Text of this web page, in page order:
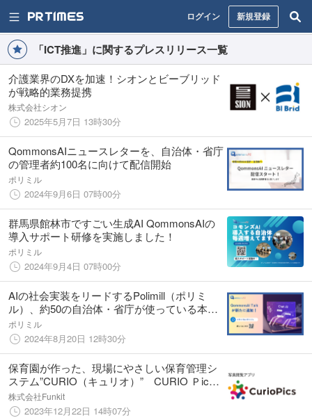
ログイン 新規登録
「ICT推進」に関するプレスリリース一覧
介護業界のDXを加速！シオンとビーブリッド
が戦略的業務提携
株式会社シオン
2025年5月7日 13時30分
QommonsAIニュースレターを、自治体・省庁
の管理者約100名に向けて配信開始
ポリミル
2024年9月6日 07時00分
群馬県館林市ですごい生成AI QommonsAIの
導入サポート研修を実施しました！
ポリミル
2024年9月4日 07時00分
AIの社会実装をリードするPolimill（ポリミ
ル）、約50の自治体・省庁が使っている本当
にすごい生成AI「QommonsAI（コモンズ
AI）」プレビュー版に「QommonsAI Talk」を
追加！
ポリミル
2024年8月20日 12時30分
保育園が作った、現場にやさしい保育管理シ
ステム”CURIO（キュリオ）” CURIO Ｐics
をバージョンアップ 現像した写真が手元に
とどく様になりました
株式会社Funkit
2023年12月22日 14時07分